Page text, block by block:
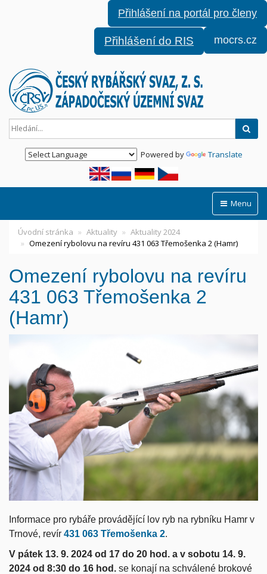
Přihlášení na portál pro členy
Přihlášení do RIS mocrs.cz
Powered by Translate
Menu
Úvodní stránka Aktuality
Aktuality 2024
Omezení rybolovu na revíru 431 063 Třemošenka 2 (Hamr)
Omezení rybolovu na revíru
431 063 Třemošenka 2
(Hamr)
Informace pro rybáře provádějící lov ryb na rybníku Hamr v
Trnové, revír 431 063 Třemošenka 2.
V pátek 13. 9. 2024 od 17 do 20 hod. a v sobotu 14. 9.
2024 od 8:30 do 16 hod. se konají na schválené brokové